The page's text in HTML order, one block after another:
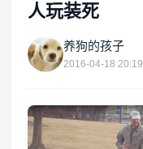
人玩装死
养 养狗的孩子
2016-04-18 20:19